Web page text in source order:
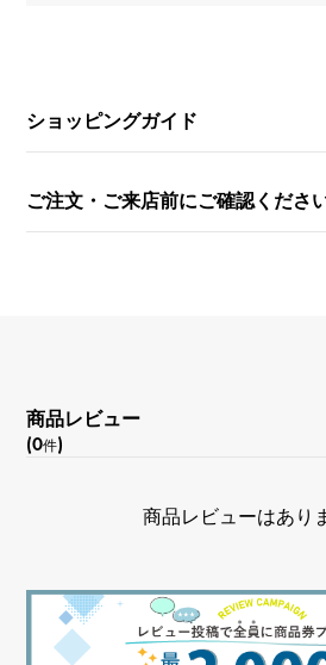
モチーフサイズ
ショッピングガイド
ご注文・ご来店前にご確認くださ
商品レビュー
(0件)
商品レビューはあり